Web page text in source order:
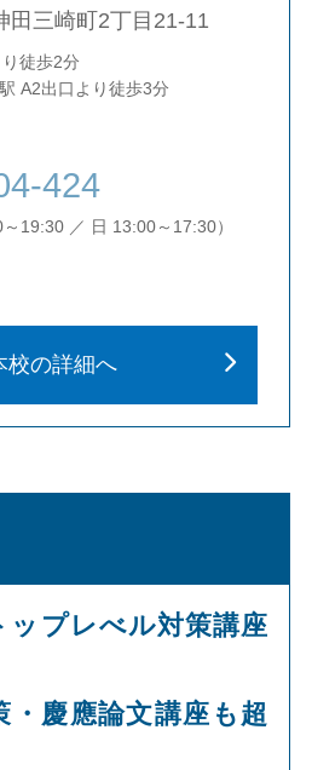
田三崎町2丁目21-11
徒歩2分
A2出口より徒歩3分
424
19:30 ／ 日 13:00～17:30）
校の詳細へ
ップレべル対策講座
・慶應論文講座も超